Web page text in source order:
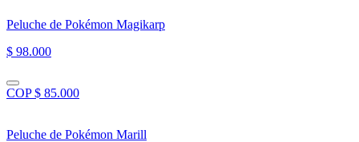
Peluche de Pokémon Magikarp
$ 98.000
COP $ 85.000
Peluche de Pokémon Marill